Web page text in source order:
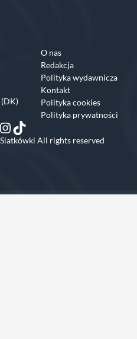
O nas
Redakcja
Polityka wydawnicza
Kontakt
Polityka cookies
Polityka prywatności
Instagram
TikTok
All rights reserved